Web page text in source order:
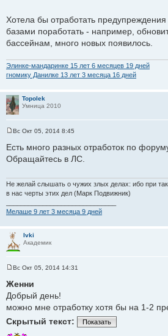
н
и
Хотела бы отработать предупреждения
базами поработать - например,
бассейнам, много новых появилось.
Элинке-мандаринке 15 лет 6 месяцев 19 дней
гномику Данилке 13 лет 3 месяца 16 дней
Topolek
Умница 2010
о
б
н
и
е
Вс Окт 05, 2014 8:45
Есть много разных отработок по
Обращайтесь в ЛС.
Не желай слышать о чужих злых делах: ибо при
в нас черты этих дел (Марк Подвижник)
Мелаше 9 лет 3 месяца 9 дней
Ivki
Академик
о
о
б
е
и
е
Вс Окт 05, 2014 14:31
Женни
Добрый день!
можно мне отработку хотя бы на 1-2
Скрытый текст:
Показать